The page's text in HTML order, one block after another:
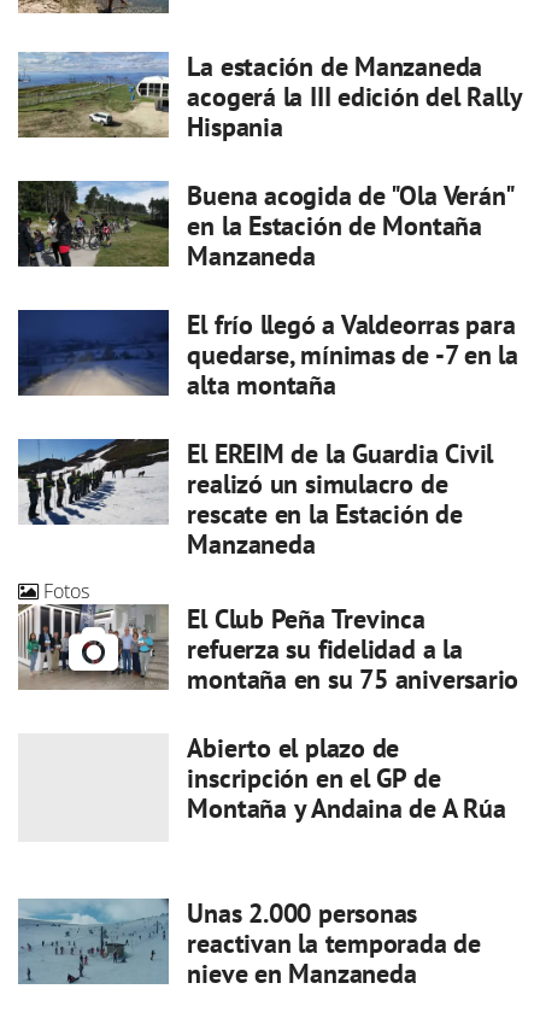
La estación de Manzaneda
acogerá la III edición del Rally
Hispania
Buena acogida de "Ola Verán"
en la Estación de Montaña
Manzaneda
El frío llegó a Valdeorras para
quedarse, mínimas de -7 en la
alta montaña
El EREIM de la Guardia Civil
realizó un simulacro de
rescate en la Estación de
Manzaneda
Fotos
El Club Peña Trevinca
refuerza su fidelidad a la
montaña en su 75 aniversario
Abierto el plazo de
inscripción en el GP de
Montaña y Andaina de A Rúa
Unas 2.000 personas
reactivan la temporada de
nieve en Manzaneda